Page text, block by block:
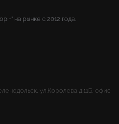
+" на рынке с 2012 года.
ул.Королева д.11Б, офис